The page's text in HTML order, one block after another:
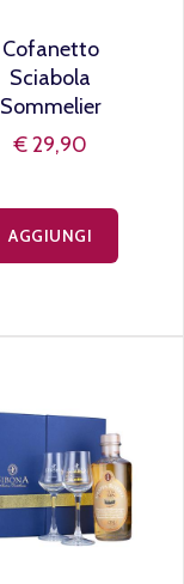
Cofanetto
Sciabola
Sommelier
€ 29,90
AGGIUNGI